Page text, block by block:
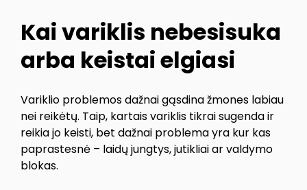
Kai variklis nebesisuka
arba keistai elgiasi
Variklio problemos dažnai gąsdina žmones labiau
nei reikėtų. Taip, kartais variklis tikrai sugenda ir
reikia jo keisti, bet dažnai problema yra kur kas
paprastesnė – laidų jungtys, jutikliai ar valdymo
blokas.